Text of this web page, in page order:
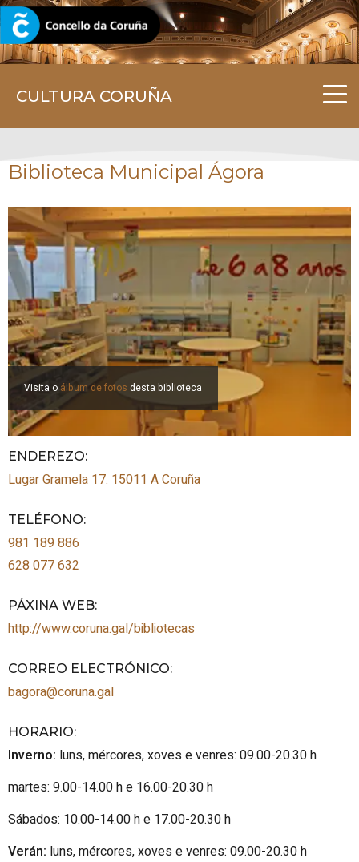
CULTURA CORUÑA
CORUNA.GAL
Biblioteca Municipal Ágora
Visita o álbum de fotos desta biblioteca
ENDEREZO:
Lugar Gramela 17. 15011 A Coruña
TELÉFONO:
981 189 886
628 077 632
PÁXINA WEB:
http://www.coruna.gal/bibliotecas
CORREO ELECTRÓNICO:
bagora@coruna.gal
HORARIO:
Inverno: luns, mércores, xoves e venres: 09.00-20.30 h
martes: 9.00-14.00 h e 16.00-20.30 h
Sábados: 10.00-14.00 h e 17.00-20.30 h
Verán: luns, mércores, xoves e venres: 09.00-20.30 h